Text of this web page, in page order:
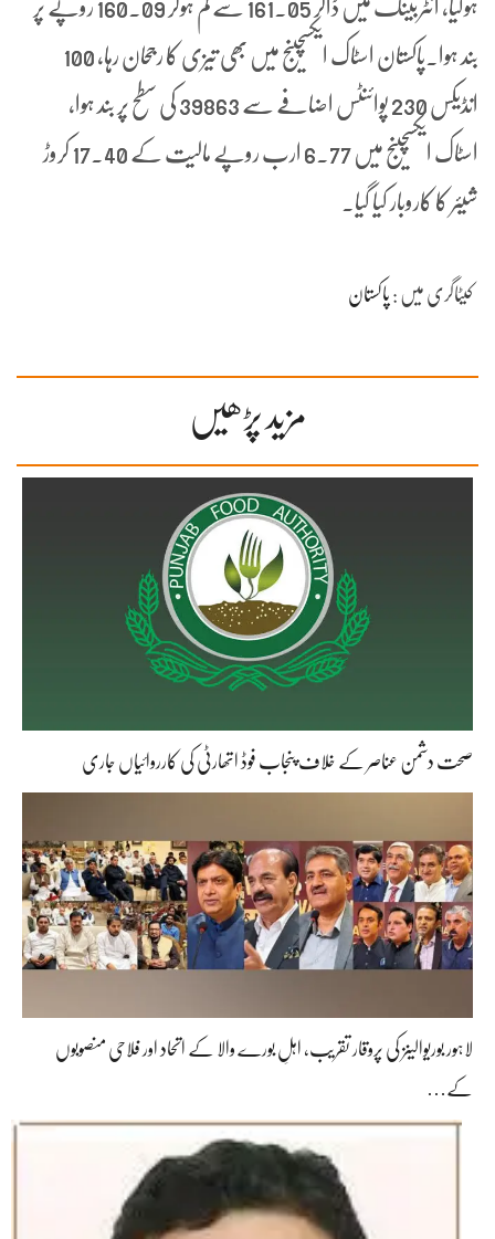
ہوگیا، انٹربینک میں ڈالر 161.05 سے کم ہوکر 160.09 روپے پر
بند ہوا۔پاکستان اسٹاک ایکسچینج میں بھی تیزی کا رجحان رہا، 100
انڈیکس 230 پوائنٹس اضافے سے 39863 کی سطح پر بند ہوا،
اسٹاک ایکسچینج میں 6.77 ارب روپے مالیت کے 17.40 کروڑ
شیئر کا کاروبار کیا گیا۔
کیٹاگری میں : پاکستان
مزید پڑھیں
صحت دشمن عناصر کے خلاف پنجاب فوڈ اتھارٹی کی کارروائیاں جاری
لاہور بوریوالینز کی پروقار تقریب، اہلِ بورے والا کے اتحاد اور فلاحی منصوبوں
کے…